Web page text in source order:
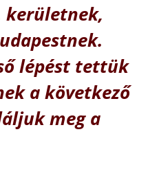
kerületnek,
lépést tettük
a következő
meg a